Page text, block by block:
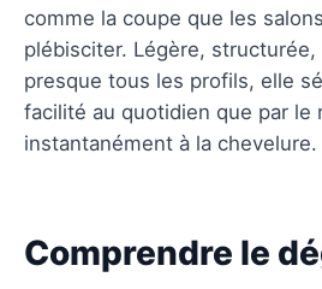
Styles populaires pour le
court
Conseils de professionnels
Questions fréquentes
comme la coupe que les
plébisciter. Légère, structurée,
presque tous les profils, elle
facilité au quotidien que par le
instantanément à la chevelure.
Comprendre le